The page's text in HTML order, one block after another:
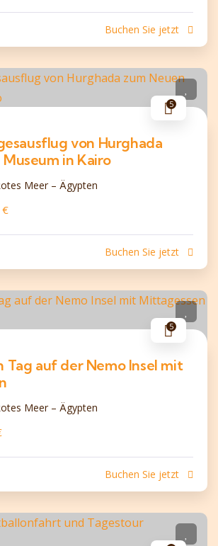
Buchen Sie jetzt
5
von Hurghada
in Kairo
Meer – Ägypten
€
Buchen Sie jetzt
5
Tag auf der Nemo Insel mit
Meer – Ägypten
Buchen Sie jetzt